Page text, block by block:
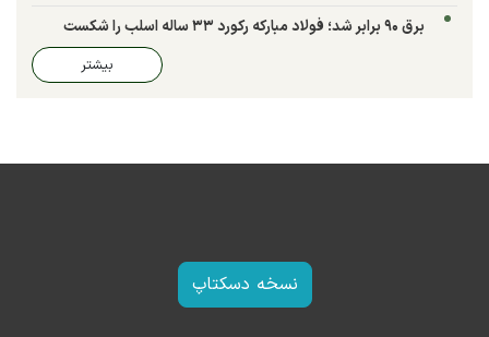
برق ۹۰ برابر شد؛ فولاد مبارکه رکورد ۳۳ ساله اسلب را شکست
بیشتر
نسخه دسکتاپ